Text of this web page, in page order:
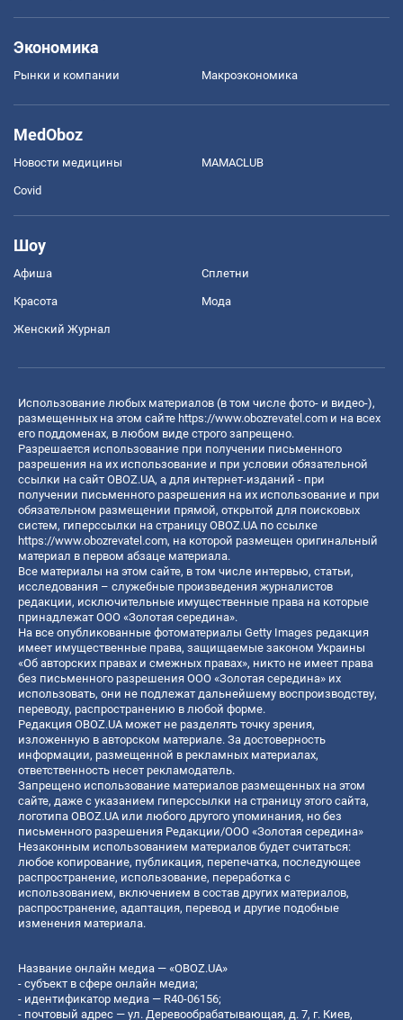
Экономика
Рынки и компании Mакроэкономика
MedOboz
Новости медицины MAMACLUB
Covid
Шоу
Афиша Сплетни
Красота Мода
Женский Журнал
Использование любых материалов (в том числе фото- и видео-),
размещенных на этом сайте https://www.obozrevatel.com и на всех
его поддоменах, в любом виде строго запрещено.
Разрешается использование при получении письменного
разрешения на их использование и при условии обязательной
ссылки на сайт OBOZ.UA, а для интернет-изданий - при
получении письменного разрешения на их использование и при
обязательном размещении прямой, открытой для поисковых
систем, гиперссылки на страницу OBOZ.UA по ссылке
https://www.obozrevatel.com, на которой размещен оригинальный
материал в первом абзаце материала.
Все материалы на этом сайте, в том числе интервью, статьи,
исследования – служебные произведения журналистов
редакции, исключительные имущественные права на которые
принадлежат ООО «Золотая середина».
На все опубликованные фотоматериалы Getty Images редакция
имеет имущественные права, защищаемые законом Украины
«Об авторских правах и смежных правах», никто не имеет права
без письменного разрешения ООО «Золотая середина» их
использовать, они не подлежат дальнейшему воспроизводству,
переводу, распространению в любой форме.
Редакция OBOZ.UA может не разделять точку зрения,
изложенную в авторском материале. За достоверность
информации, размещенной в рекламных материалах,
ответственность несет рекламодатель.
Запрещено использование материалов размещенных на этом
сайте, даже с указанием гиперссылки на страницу этого сайта,
логотипа OBOZ.UA или любого другого упоминания, но без
письменного разрешения Редакции/ООО «Золотая середина»
Незаконным использованием материалов будет считаться:
любое копирование, публикация, перепечатка, последующее
распространение, использование, переработка с
использованием, включением в состав других материалов,
распространение, адаптация, перевод и другие подобные
изменения материала.
Название онлайн медиа — «OBOZ.UA»
- субъект в сфере онлайн медиа;
- идентификатор медиа — R40-06156;
- почтовый адрес — ул. Деревообрабатывающая, д. 7, г. Киев,